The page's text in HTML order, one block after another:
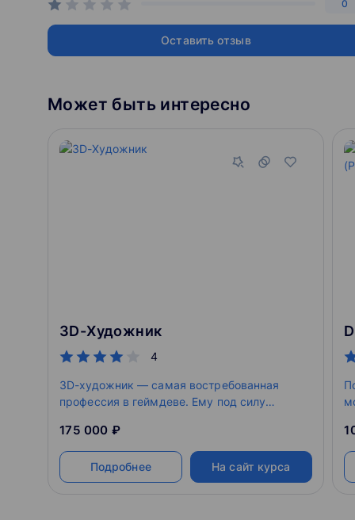
Нарисуешь текстуры для персонажа, одежды, кожи
реалистичными. Проведешь финальную шлифовку
внимание на принципах, а не конкретных кнопках.
0
Оставить отзыв
Может быть интересно
3D-Художник
4
3D-художник — самая востребованная
профессия в геймдеве. Ему под силу
текстуру и настроить анимацию. Он может
работать автономно, а может легко
вписаться в большую или...
175 000 ₽
Подробнее На сайт курса